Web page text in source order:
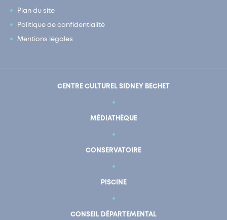
Plan du site
Politique de confidentialité
Mentions légales
CENTRE CULTUREL SIDNEY BECHET
MÉDIATHÈQUE
CONSERVATOIRE
PISCINE
CONSEIL DÉPARTEMENTAL